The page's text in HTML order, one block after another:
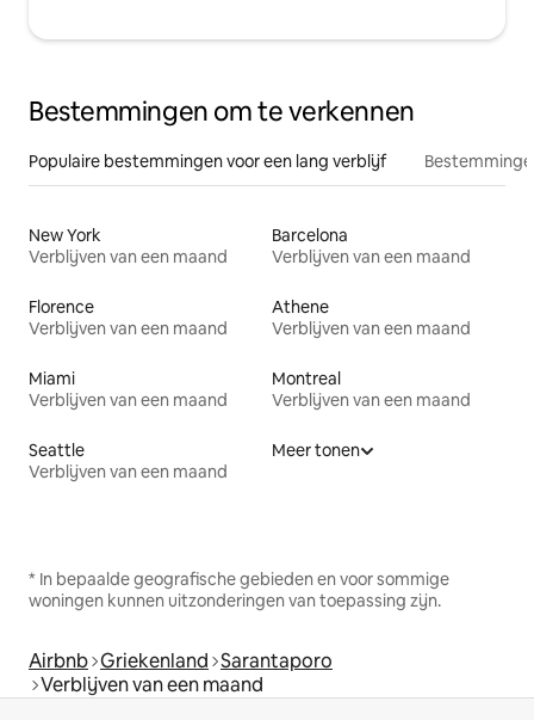
Bestemmingen om te verkennen
Populaire bestemmingen voor een lang verblijf
New York
Verblijven van een maand
Barcelona
Verblijven van een maand
Florence
Verblijven van een maand
Athene
Verblijven van een maand
Miami
Verblijven van een maand
Montreal
Verblijven van een maand
Seattle
Verblijven van een maand
Meer tonen
* In bepaalde geografische gebieden en voor sommige
woningen kunnen uitzonderingen van toepassing zijn.
Airbnb Griekenland Sarantaporo
Verblijven van een maand